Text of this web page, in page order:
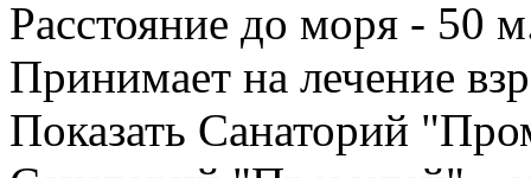
Расстояние до моря - 50
Принимает на лечение
Показать Санаторий